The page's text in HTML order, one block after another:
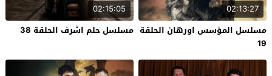
02:13:27
مسلسل المؤسس اورهان الحلقة
19
02:15:05
مسلسل حلم اشرف الحلقة 38